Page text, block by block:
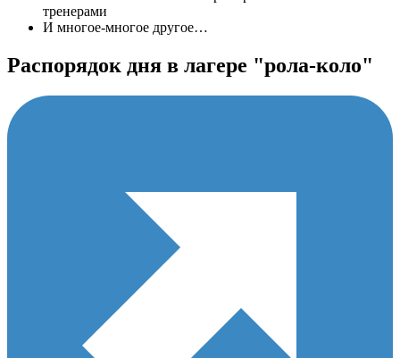
тренерами
И многое-многое другое…
Распорядок дня в лагере "рола-коло"